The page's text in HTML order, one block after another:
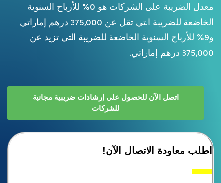
معدل الضريبة على الشركات هو 0% للأرباح السنوية
الخاضعة للضريبة التي تقل عن 375,000 درهم إماراتي
و9% للأرباح السنوية الخاضعة للضريبة التي تزيد عن
375,000 درهم إماراتي.
اتصل الآن للحصول على إرشادات ضريبية مجانية
للشركات
اطلب معاودة الاتصال الآن!